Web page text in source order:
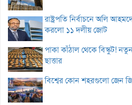
রাষ্ট্রপতি নির্বাচনে অলি
করলো ১১ দলীয় জোট
পাকা কাঁঠাল থেকে বিস্কুট!
ছাত্তার
বিশ্বের কোন শহরগুলো জেন